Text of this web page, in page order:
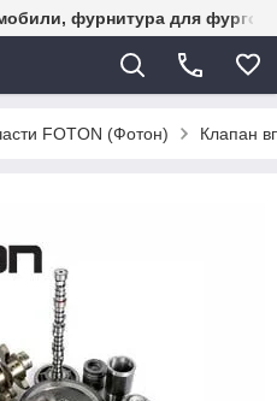
фурнитура для
FOTON (Фотон) Клапан